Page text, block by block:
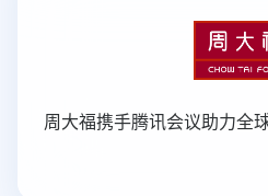
周大福携手腾讯会议助力全